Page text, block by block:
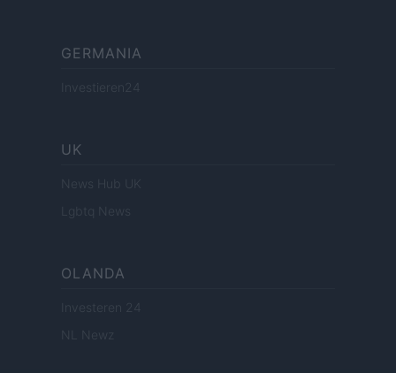
GERMANIA
Investieren24
UK
News Hub UK
Lgbtq News
OLANDA
Investeren 24
NL Newz